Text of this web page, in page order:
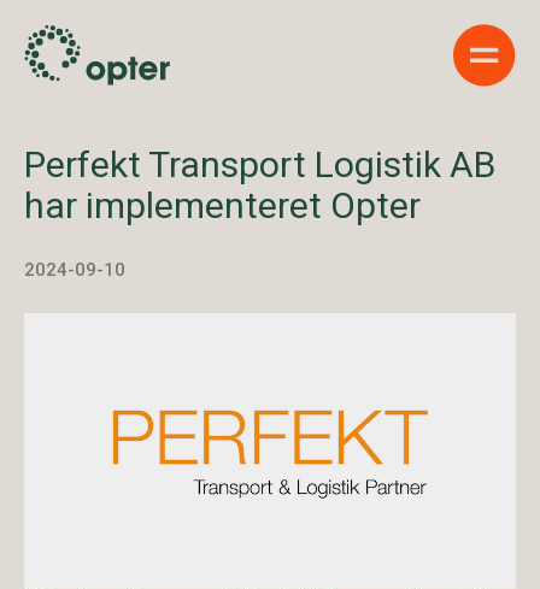
Show
Perfekt Transport Logistik AB
har implementeret Opter
2024-09-10